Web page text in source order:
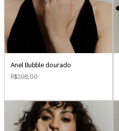
Anel Bubble dourado
R$398,00